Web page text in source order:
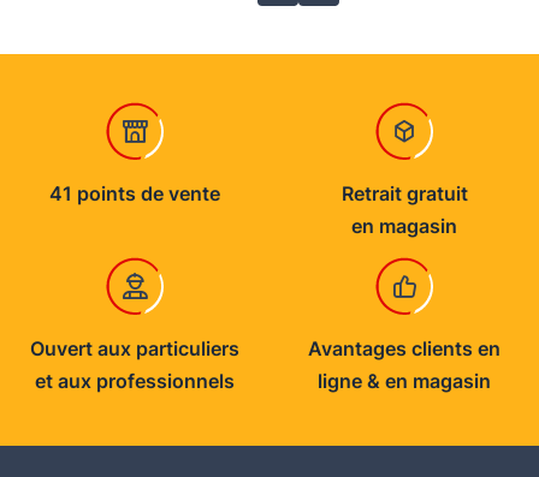
41 points de vente
Retrait gratuit
en magasin
Ouvert aux particuliers
et aux professionnels
Avantages clients en
ligne & en magasin